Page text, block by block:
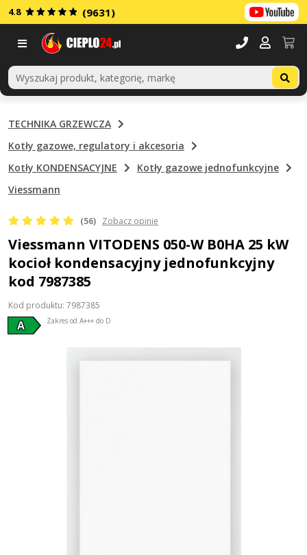
4.8 (9631)
TECHNIKA GRZEWCZA
Kotły gazowe, regulatory i akcesoria
Kotły KONDENSACYJNE
Kotły gazowe jednofunkcyjne
Viessmann
(56) Zobacz opinie
Viessmann VITODENS 050-W B0HA 25 kW
kocioł kondensacyjny jednofunkcyjny
kod 7987385
Kod produktu: 7987385
A Zakres od A+++ do D